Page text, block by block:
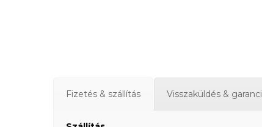
Fizetés & szállítás Visszaküldés &